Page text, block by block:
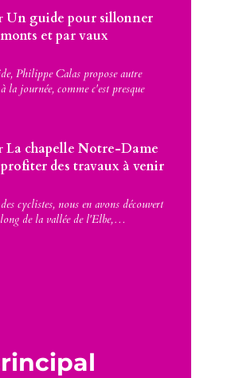
Un guide pour sillonner
et par vaux
Philippe Calas propose autre
la journée, comme c'est presque
La chapelle Notre-Dame
des travaux à venir
cyclistes, nous en avons découvert
de la vallée de l'Elbe,…